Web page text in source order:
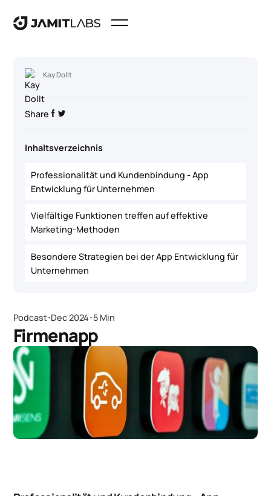
Podcast･Dec 2024･5 Min
Firmenapp
Kay Dollt
Share
Inhaltsverzeichnis
Professionalität und Kundenbindung - App
Entwicklung für Unternehmen
Vielfältige Funktionen treffen auf effektive
Marketing-Methoden
Besondere Strategien bei der App Entwicklung für
Unternehmen